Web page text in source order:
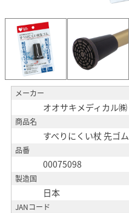
メーカー
オオサキメディカル㈱
商品名
すべりにくい杖 先ゴム
品番
00075098
製造国
日本
JANコード